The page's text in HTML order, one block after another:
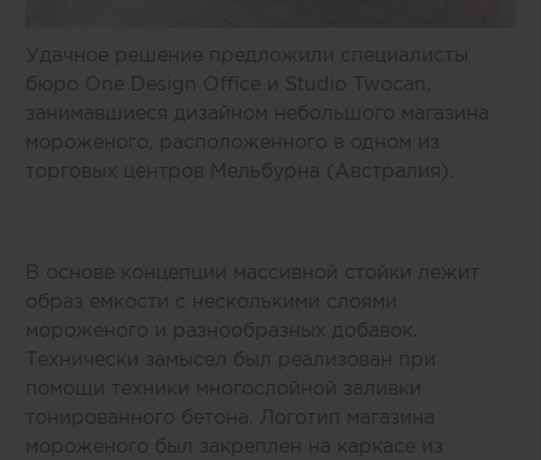
Удачное решение предложили специалисты
бюро One Design Office и Studio Twocan,
занимавшиеся дизайном небольшого магазина
мороженого, расположенного в одном из
торговых центров Мельбурна (Австралия).
В основе концепции массивной стойки лежит
образ емкости с несколькими слоями
мороженого и разнообразных добавок.
Технически замысел был реализован при
помощи техники многослойной заливки
тонированного бетона. Логотип магазина
мороженого был закреплен на каркасе из